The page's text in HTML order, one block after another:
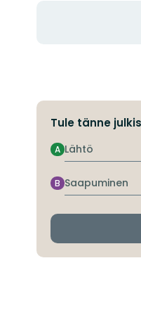
Tule tänne
Lähtö
A
Saapuminen
B